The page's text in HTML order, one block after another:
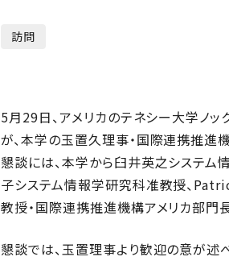
訪問
5月29日、アメリカのテネシー大学
が、本学の玉置久理事・国際連携推進
懇談には、本学から臼井英之システ
子システム情報学研究科准教授、
教授・国際連携推進機構アメリカ部門
懇談では、玉置理事より歓迎の意が述